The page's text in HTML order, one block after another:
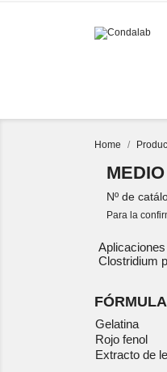
Home
Nº de
Para la
Aplicaciones
Clostridium
FÓRMULA
Gelatina
Rojo fenol
Extracto de